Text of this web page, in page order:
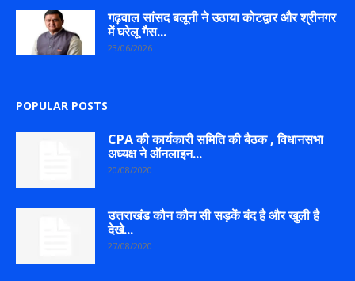
गढ़वाल सांसद बलूनी ने उठाया कोटद्वार और श्रीनगर
में घरेलू गैस...
23/06/2026
POPULAR POSTS
CPA की कार्यकारी समिति की बैठक , विधानसभा
अध्यक्ष ने ऑनलाइन...
20/08/2020
उत्तराखंड कौन कौन सी सड़कें बंद है और खुली है
देखे...
27/08/2020